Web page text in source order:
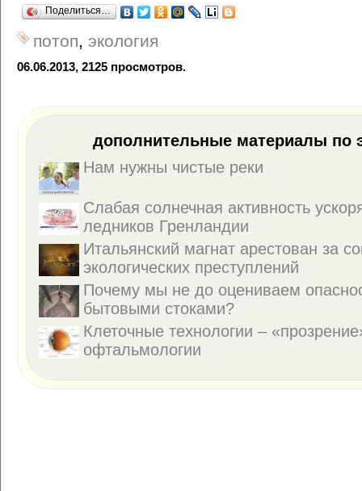
Поделиться…
потоп, экология
06.06.2013, 2125 просмотров.
дополнительные материалы по
Нам нужны чистые реки
Слабая солнечная активность
ледников Гренландии
Итальянский магнат арестован за
экологических преступлений
Почему мы не до оцениваем
бытовыми стоками?
Клеточные технологии –
офтальмологии